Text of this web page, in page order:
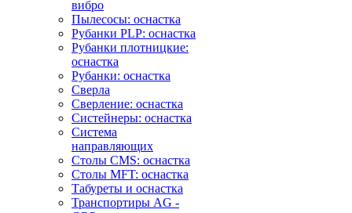
вибро
Пылесосы: оснастка
Рубанки PLP: оснастка
Рубанки плотницкие:
оснастка
Рубанки: оснастка
Сверла
Сверление: оснастка
Систейнеры: оснастка
Система
направляющих
Столы CMS: оснастка
Столы MFT: оснастка
Табуреты и оснастка
Транспортиры AG -